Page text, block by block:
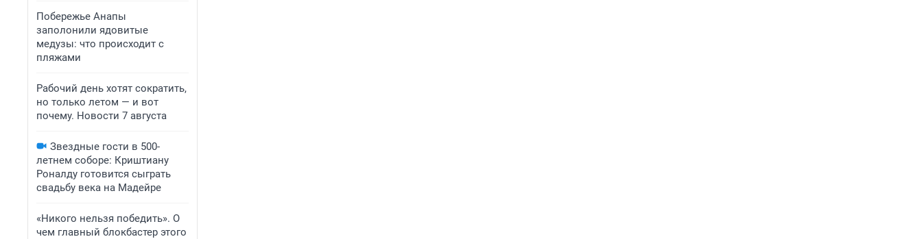
Побережье Анапы
заполонили ядовитые
медузы: что происходит с
пляжами
Рабочий день хотят сократить,
но только летом — и вот
почему. Новости 7 августа
Звездные гости в 500-
летнем соборе: Криштиану
Роналду готовится сыграть
свадьбу века на Мадейре
«Никого нельзя победить». О
чем главный блокбастер этого